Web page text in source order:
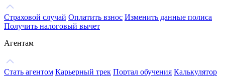
Страховой случай Оплатить взнос Изменить данные полиса
Получить налоговый вычет
Агентам
Стать агентом Карьерный трек Портал обучения Калькулятор